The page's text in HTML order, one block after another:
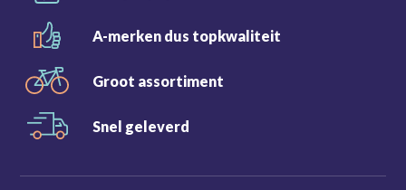
A-merken dus topkwaliteit
Groot assortiment
Snel geleverd